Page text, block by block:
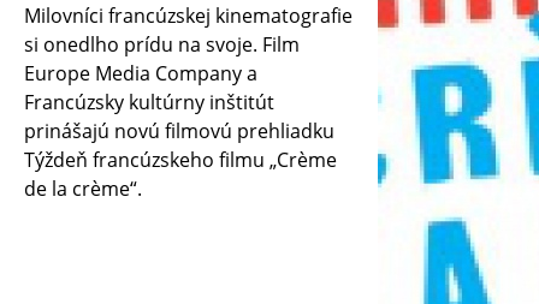
Milovníci francúzskej kinematografie
si onedlho prídu na svoje. Film
Europe Media Company a
Francúzsky kultúrny inštitút
prinášajú novú filmovú prehliadku
Týždeň francúzskeho filmu „Crème
de la crème“.